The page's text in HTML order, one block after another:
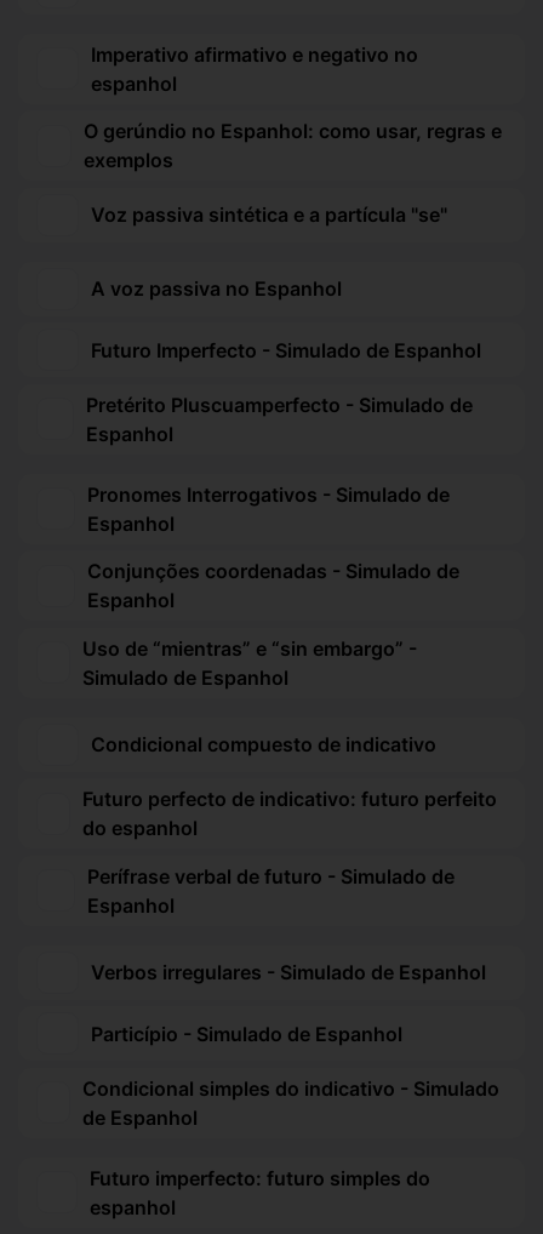
Imperativo afirmativo e negativo no
espanhol
O gerúndio no Espanhol: como usar, regras e
exemplos
Voz passiva sintética e a partícula "se"
A voz passiva no Espanhol
Futuro Imperfecto - Simulado de Espanhol
Pretérito Pluscuamperfecto - Simulado de
Espanhol
Pronomes Interrogativos - Simulado de
Espanhol
Conjunções coordenadas - Simulado de
Espanhol
Uso de “mientras” e “sin embargo” -
Simulado de Espanhol
Condicional compuesto de indicativo
Futuro perfecto de indicativo: futuro perfeito
do espanhol
Perífrase verbal de futuro - Simulado de
Espanhol
Verbos irregulares - Simulado de Espanhol
Particípio - Simulado de Espanhol
Condicional simples do indicativo - Simulado
de Espanhol
Futuro imperfecto: futuro simples do
espanhol